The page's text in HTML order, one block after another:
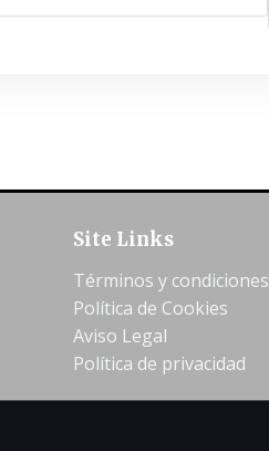
Site Links
Términos y condiciones
Política de Cookies
Aviso Legal
Política de privacidad